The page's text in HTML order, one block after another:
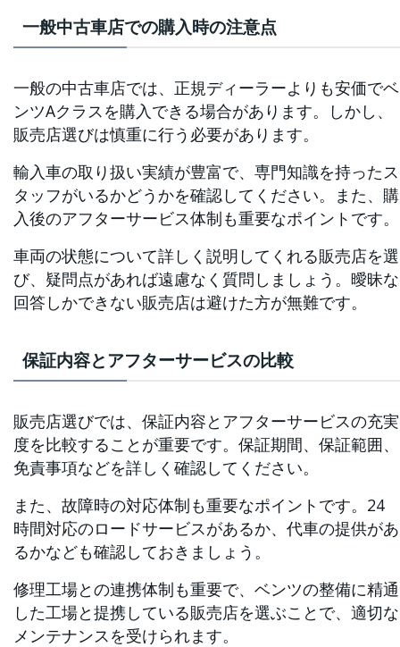
一般中古車店での購入時の注意点
一般の中古車店では、正規ディーラーよりも安価でベ
ンツAクラスを購入できる場合があります。しかし、
販売店選びは慎重に行う必要があります。
輸入車の取り扱い実績が豊富で、専門知識を持ったス
タッフがいるかどうかを確認してください。また、購
入後のアフターサービス体制も重要なポイントです。
車両の状態について詳しく説明してくれる販売店を選
び、疑問点があれば遠慮なく質問しましょう。曖昧な
回答しかできない販売店は避けた方が無難です。
保証内容とアフターサービスの比較
販売店選びでは、保証内容とアフターサービスの充実
度を比較することが重要です。保証期間、保証範囲、
免責事項などを詳しく確認してください。
また、故障時の対応体制も重要なポイントです。24
時間対応のロードサービスがあるか、代車の提供があ
るかなども確認しておきましょう。
修理工場との連携体制も重要で、ベンツの整備に精通
した工場と提携している販売店を選ぶことで、適切な
メンテナンスを受けられます。